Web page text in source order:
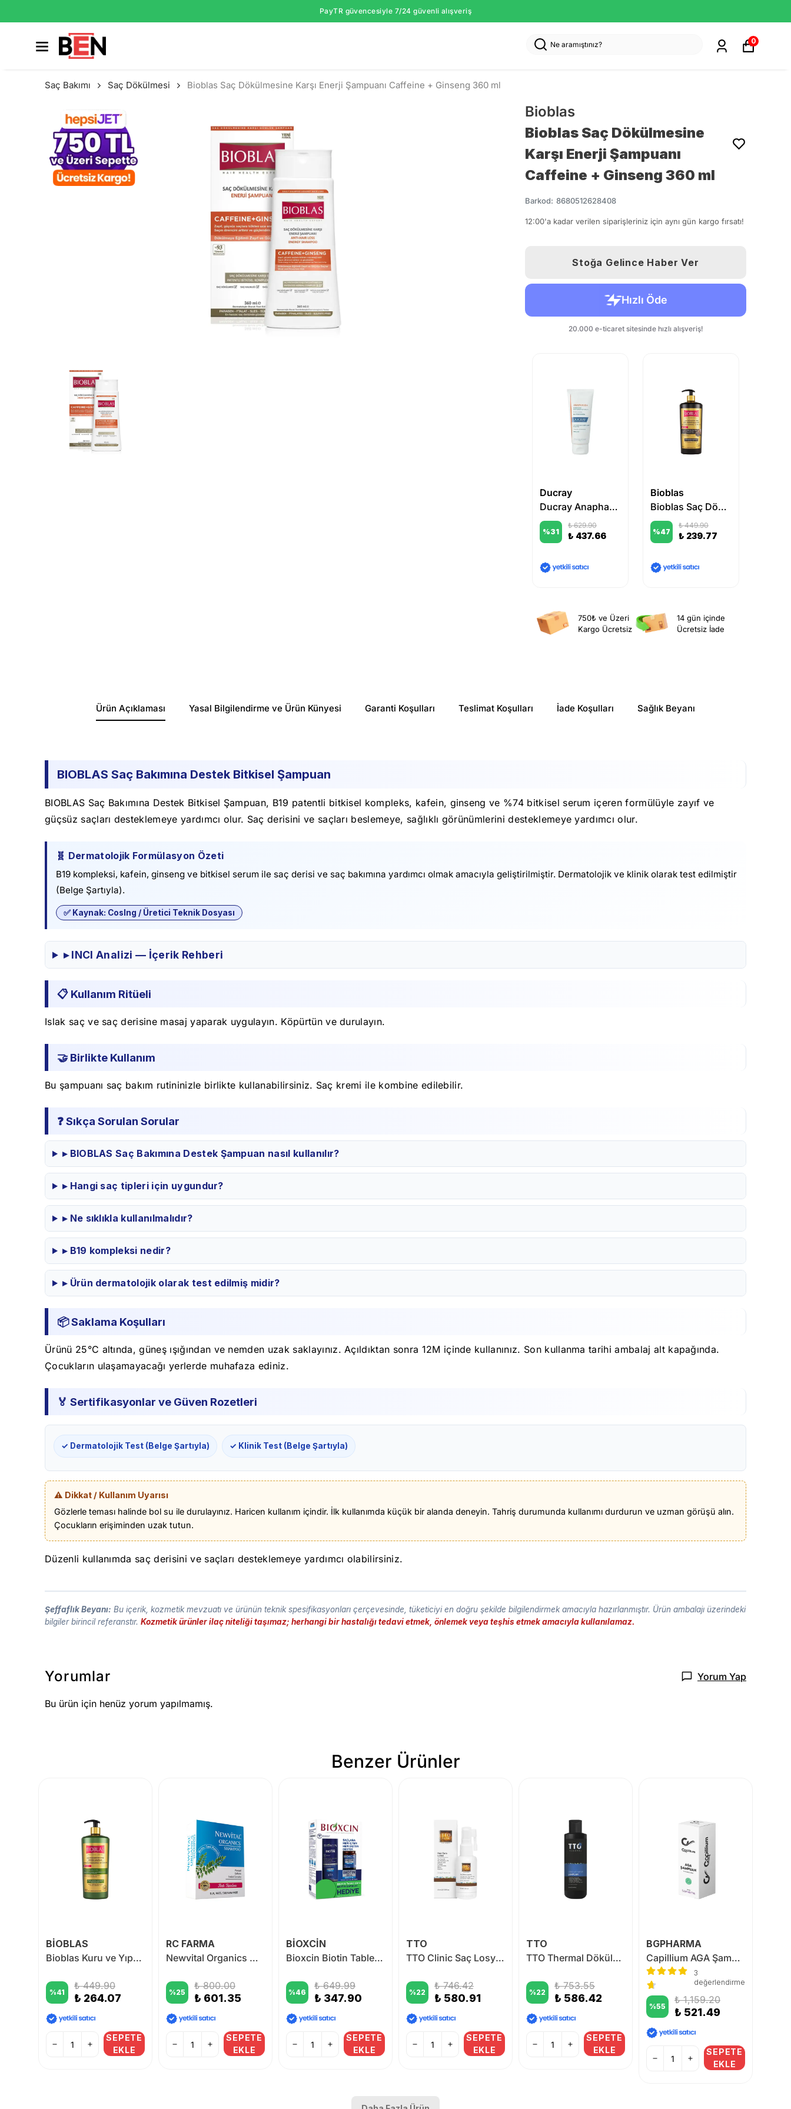
PayTR güvencesiyle 7/24 güvenli alışveriş
0
Saç Bakımı Saç Dökülmesi Bioblas Saç Dökülmesine Karşı Enerji Şampuanı Caffeine + Ginseng 360 ml
Bioblas
Bioblas Saç Dökülmesine
Karşı Enerji Şampuanı
Caffeine + Ginseng 360 ml
Barkod: 8680512628408
12:00'a kadar verilen siparişleriniz için aynı gün kargo fırsatı!
Stoğa Gelince Haber Ver
Ducray
Ducray Anaphase+ Saç Dökülme Karşıtı Şampuan 100 ml
%31
₺ 629.90
₺ 437.66
Bioblas
Bioblas Saç Dökülmesine Karşı Siyah Sarımsak Şampuanı 1000 ml
%47
₺ 449.90
₺ 239.77
750₺ ve Üzeri
Kargo Ücretsiz
14 gün içinde
Ücretsiz İade
Ürün Açıklaması Yasal Bilgilendirme ve Ürün Künyesi Garanti Koşulları Teslimat Koşulları İade Koşulları Sağlık Beyanı
BIOBLAS Saç Bakımına Destek Bitkisel Şampuan
BIOBLAS Saç Bakımına Destek Bitkisel Şampuan, B19 patentli bitkisel kompleks, kafein, ginseng ve %74 bitkisel serum içeren formülüyle zayıf ve
güçsüz saçları desteklemeye yardımcı olur. Saç derisini ve saçları beslemeye, sağlıklı görünümlerini desteklemeye yardımcı olur.
🧬 Dermatolojik Formülasyon Özeti
B19 kompleksi, kafein, ginseng ve bitkisel serum ile saç derisi ve saç bakımına yardımcı olmak amacıyla geliştirilmiştir. Dermatolojik ve klinik olarak test edilmiştir
(Belge Şartıyla).
✅ Kaynak: CosIng / Üretici Teknik Dosyası
▸ INCI Analizi — İçerik Rehberi
📋 Kullanım Ritüeli
Islak saç ve saç derisine masaj yaparak uygulayın. Köpürtün ve durulayın.
🤝 Birlikte Kullanım
Bu şampuanı saç bakım rutininizle birlikte kullanabilirsiniz. Saç kremi ile kombine edilebilir.
❓ Sıkça Sorulan Sorular
▸ BIOBLAS Saç Bakımına Destek Şampuan nasıl kullanılır?
▸ Hangi saç tipleri için uygundur?
▸ Ne sıklıkla kullanılmalıdır?
▸ B19 kompleksi nedir?
▸ Ürün dermatolojik olarak test edilmiş midir?
📦 Saklama Koşulları
Ürünü 25°C altında, güneş ışığından ve nemden uzak saklayınız. Açıldıktan sonra 12M içinde kullanınız. Son kullanma tarihi ambalaj alt kapağında.
Çocukların ulaşamayacağı yerlerde muhafaza ediniz.
🏅 Sertifikasyonlar ve Güven Rozetleri
✓ Dermatolojik Test (Belge Şartıyla) ✓ Klinik Test (Belge Şartıyla)
⚠️ Dikkat / Kullanım Uyarısı
Gözlerle teması halinde bol su ile durulayınız. Haricen kullanım içindir. İlk kullanımda küçük bir alanda deneyin. Tahriş durumunda kullanımı durdurun ve uzman görüşü alın.
Çocukların erişiminden uzak tutun.
Düzenli kullanımda saç derisini ve saçları desteklemeye yardımcı olabilirsiniz.
Şeffaflık Beyanı: Bu içerik, kozmetik mevzuatı ve ürünün teknik spesifikasyonları çerçevesinde, tüketiciyi en doğru şekilde bilgilendirmek amacıyla hazırlanmıştır. Ürün ambalajı üzerindeki
bilgiler birincil referanstır. Kozmetik ürünler ilaç niteliği taşımaz; herhangi bir hastalığı tedavi etmek, önlemek veya teşhis etmek amacıyla kullanılamaz.
Yorumlar Yorum Yap
Bu ürün için henüz yorum yapılmamış.
Benzer Ürünler
BİOBLAS
Bioblas Kuru ve Yıpranmış Saçlar için Saç Dökülmesi Şampuanı 1000 ml
%41
₺ 449.90
₺ 264.07
SEPETE
EKLE
RC FARMA
Newvital Organics Dökülme karşıtı Şampuan 300 ml
%25
₺ 800.00
₺ 601.35
SEPETE
EKLE
BİOXCİN
Bioxcin Biotin Tablet ALANA Biotin Şampuan 300 ml HEDİYE
%46
₺ 649.99
₺ 347.90
SEPETE
EKLE
TTO
TTO Clinic Saç Losyonu 60 ml
%22
₺ 746.42
₺ 580.91
SEPETE
EKLE
TTO
TTO Thermal Dökülme Karşıtı Şampuan 250 ml
%22
₺ 753.55
₺ 586.42
SEPETE
EKLE
BGPHARMA
Capillium AGA Şampuan 330 ml.
3
değerlendirme
%55
₺ 1,159.20
₺ 521.49
SEPETE
EKLE